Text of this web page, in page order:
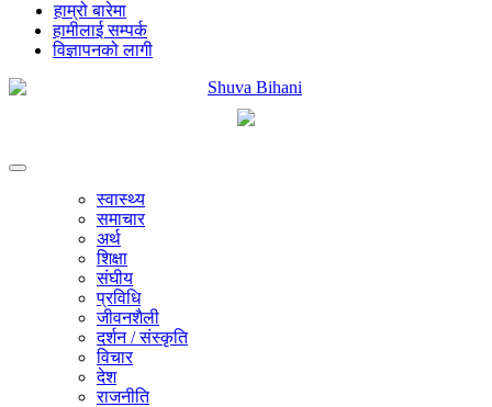
हाम्रो बारेमा
हामीलाई सम्पर्क
विज्ञापनको लागी
स्वास्थ्य
समाचार
अर्थ
शिक्षा
संघीय
प्रविधि
जीवनशैली
दर्शन / संस्कृति
विचार
देश
राजनीति